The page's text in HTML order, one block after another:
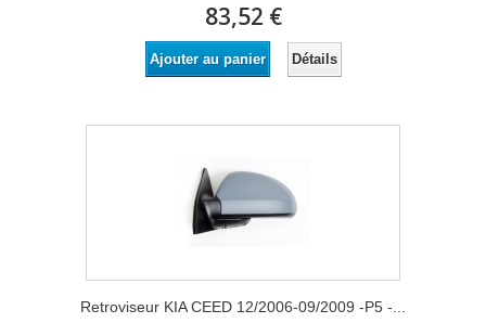
83,52 €
Ajouter au panier Détails
Retroviseur KIA CEED 12/2006-09/2009 -P5 -...